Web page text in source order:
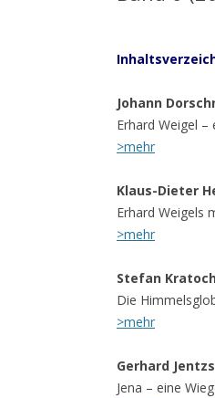
Johann
Erhard Weigel
>mehr
Klaus-Dieter
Erhard Weigels
>mehr
Stefan
Die
>mehr
Gerhard
Jena – eine